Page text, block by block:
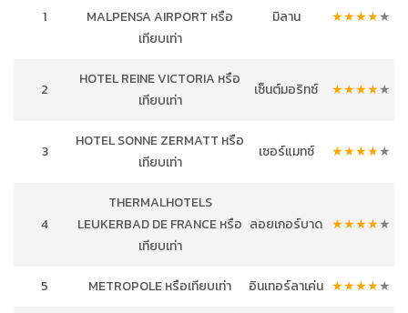
1
MALPENSA AIRPORT หรือ
เทียบเท่า
มิลาน ★★★★★
2
HOTEL REINE VICTORIA หรือ
เทียบเท่า
เซ็นต์มอริทซ์ ★★★★★
3
HOTEL SONNE ZERMATT หรือ
เทียบเท่า
เซอร์แมทซ์ ★★★★★
4
THERMALHOTELS
LEUKERBAD DE FRANCE หรือ
เทียบเท่า
ลอยเกอร์บาด ★★★★★
5 METROPOLE หรือเทียบเท่า อินเทอร์ลาเค่น ★★★★★